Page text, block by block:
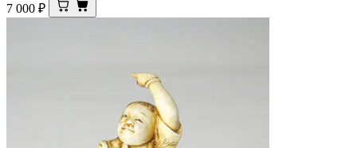
7 000 ₽